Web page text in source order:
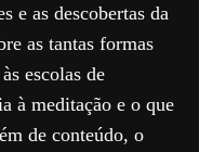
e as descobertas da
as tantas formas
escolas de
à meditação e o que
de conteúdo, o